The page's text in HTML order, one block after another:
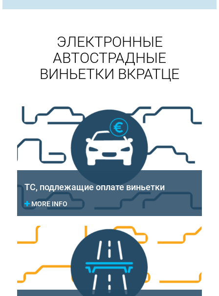
ЭЛЕКТРОННЫЕ
АВТОСТРАДНЫЕ
ВИНЬЕТКИ ВКРАТЦЕ
ТС, подлежащие оплате виньетки
MORE INFO